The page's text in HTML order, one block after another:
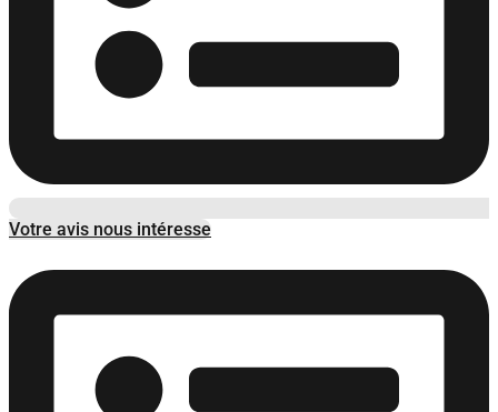
Votre avis nous intéresse